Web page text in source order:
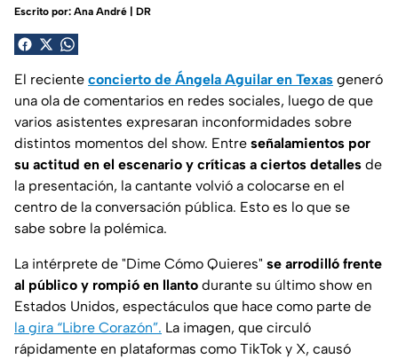
Escrito por: Ana André | DR
El reciente concierto de Ángela Aguilar en Texas generó
una ola de comentarios en redes sociales, luego de que
varios asistentes expresaran inconformidades sobre
distintos momentos del show. Entre señalamientos por
su actitud en el escenario y críticas a ciertos detalles de
la presentación, la cantante volvió a colocarse en el
centro de la conversación pública. Esto es lo que se
sabe sobre la polémica.
La intérprete de "Dime Cómo Quieres" se arrodilló frente
al público y rompió en llanto durante su último show en
Estados Unidos, espectáculos que hace como parte de
la gira “Libre Corazón”. La imagen, que circuló
rápidamente en plataformas como TikTok y X, causó